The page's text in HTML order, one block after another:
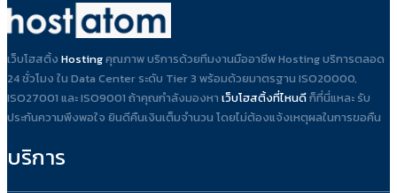
เว็บโฮสติ้ง Hostingคุณภาพ บริการด้วยทีมงานมืออาชีพ Hosting บริการตลอด
24 ชั่วโมง ใน Data Center ระดับ Tier 3 พร้อมด้วยมาตรฐาน ISO20000,
ISO27001 และ ISO9001 ถ้าคุณกำลังมองหา เว็บโฮสติ้งที่ไหนดีก็ที่นี่แหละ รับ
ประกันความพึงพอใจ ยินดีคืนเงินเต็มจำนวน โดยไม่ต้องแจ้งเหตุผลในการขอคืน
บริการ